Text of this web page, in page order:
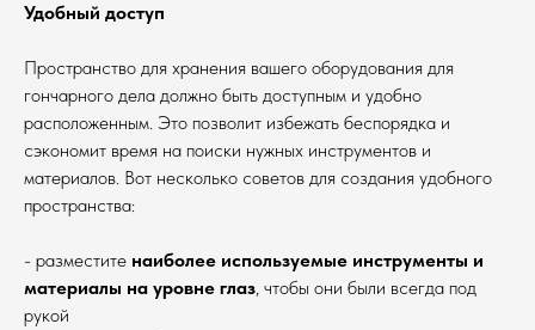
Удобный доступ
Пространство для хранения вашего оборудования для
гончарного дела должно быть доступным и удобно
расположенным. Это позволит избежать беспорядка и
сэкономит время на поиски нужных инструментов и
материалов. Вот несколько советов для создания удобного
пространства:
- разместите наиболее используемые инструменты и
материалы на уровне глаз, чтобы они были всегда под
рукой